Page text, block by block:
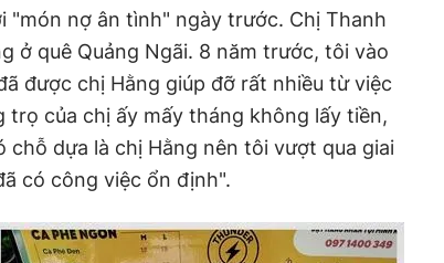
"món nợ ân tình" ngày trước. Chị Thanh
ở quê Quảng Ngãi. 8 năm trước, tôi vào
được chị Hằng giúp đỡ rất nhiều từ việc
trọ của chị ấy mấy tháng không lấy tiền,
dựa là chị Hằng nên tôi vượt qua giai
có công việc ổn định".